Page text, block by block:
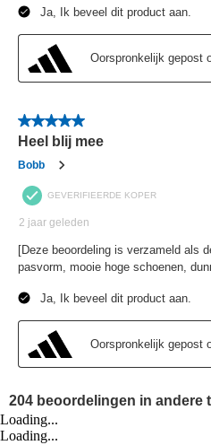
Loading...
Loading...